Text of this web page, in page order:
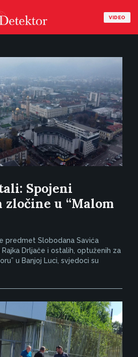
VIDEO
Spojeni
zločine u “Malom
predmet Slobodana Savića
Drljače i ostalih, optuženih za
u Banjoj Luci, svjedoci su